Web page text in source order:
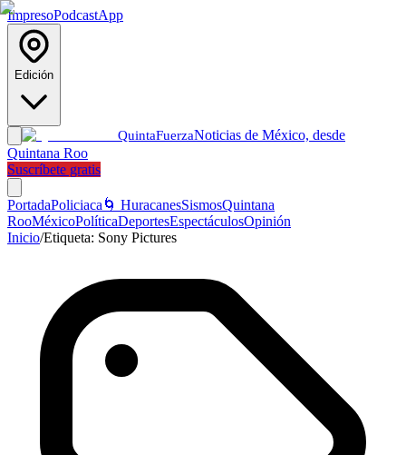
ImpresoPodcastApp
Edición
QuintaFuerzaNoticias de México, desde
Quintana Roo
Suscríbete gratis
PortadaPoliciaca 🌀 HuracanesSismosQuintana
RooMéxicoPolíticaDeportesEspectáculosOpinión
Inicio/Etiqueta: Sony Pictures